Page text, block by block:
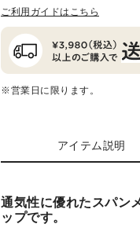
ご利用ガイドはこちら
※営業日に限ります。
アイテム説明
通気性に優れたスパン
ップです。